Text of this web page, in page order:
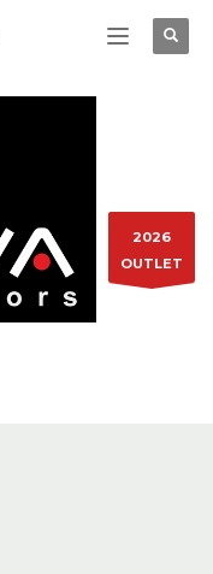
2026
OUTLET